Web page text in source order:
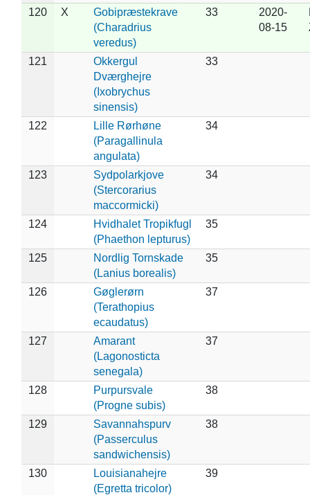
120 X
Gobipræstekrave
(Charadrius
veredus)
33
2020-
08-15
121
Okkergul
Dværghejre
(Ixobrychus
sinensis)
33
122
Lille Rørhøne
(Paragallinula
angulata)
34
123
Sydpolarkjove
(Stercorarius
maccormicki)
34
124
Hvidhalet Tropikfugl
(Phaethon lepturus)
35
125
Nordlig Tornskade
(Lanius borealis)
35
126
Gøglerørn
(Terathopius
ecaudatus)
37
127
Amarant
(Lagonosticta
senegala)
37
128
Purpursvale
(Progne subis)
38
129
Savannahspurv
(Passerculus
sandwichensis)
38
130
Louisianahejre
(Egretta tricolor)
39